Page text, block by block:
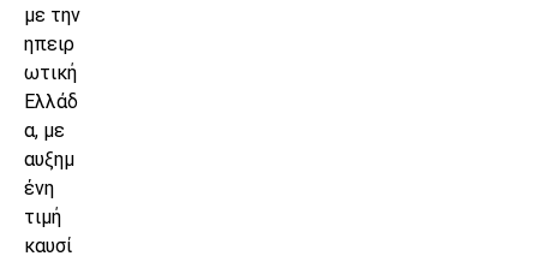
με την
ηπειρ
ωτική
Ελλάδ
α, με
αυξημ
ένη
τιμή
καυσί